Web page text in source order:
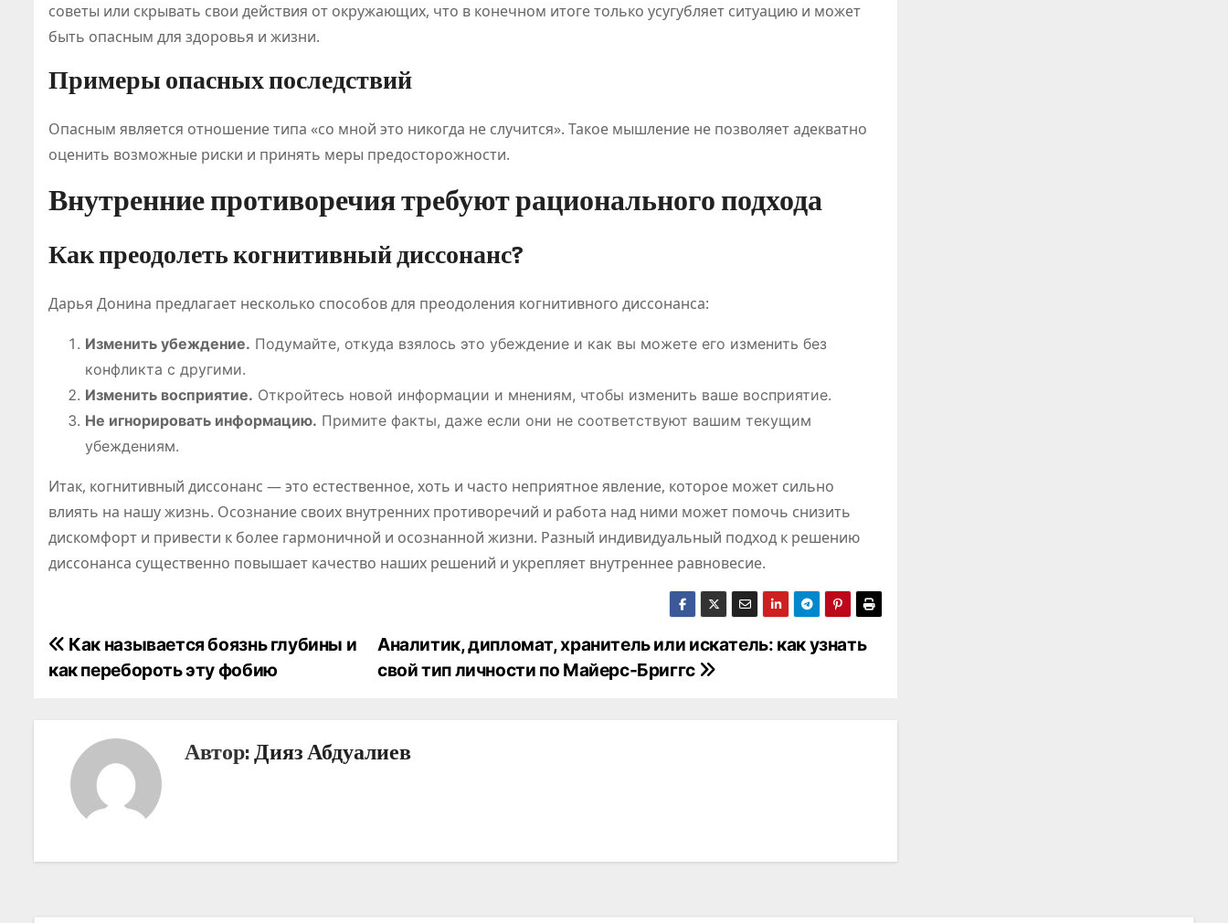
советы или скрывать свои действия от окружающих, что в конечном итоге только усугубляет ситуацию и может
быть опасным для здоровья и жизни.
Примеры опасных последствий
Опасным является отношение типа «со мной это никогда не случится». Такое мышление не позволяет адекватно
оценить возможные риски и принять меры предосторожности.
Внутренние противоречия требуют рационального подхода
Как преодолеть когнитивный диссонанс?
Дарья Донина предлагает несколько способов для преодоления когнитивного диссонанса:
Изменить убеждение. Подумайте, откуда взялось это убеждение и как вы можете его изменить без
конфликта с другими.
Изменить восприятие. Откройтесь новой информации и мнениям, чтобы изменить ваше восприятие.
Не игнорировать информацию. Примите факты, даже если они не соответствуют вашим текущим
убеждениям.
Итак, когнитивный диссонанс — это естественное, хоть и часто неприятное явление, которое может сильно
влиять на нашу жизнь. Осознание своих внутренних противоречий и работа над ними может помочь снизить
дискомфорт и привести к более гармоничной и осознанной жизни. Разный индивидуальный подход к решению
диссонанса существенно повышает качество наших решений и укрепляет внутреннее равновесие.
Н
а
ц
Аналитик, дипломат, хранитель или искатель: как узнать
свой тип личности по Майерс-Бриггс
Как называется боязнь глубины и
как перебороть эту фобию
Автор: Дияз Абдуалиев